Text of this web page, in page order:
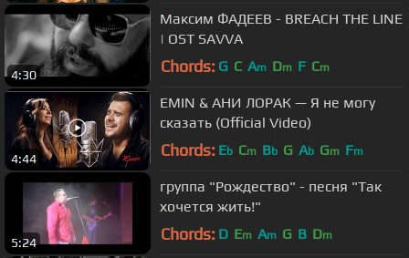
4:30
Максим ФАДЕЕВ - BREACH THE LINE
| OST SAVVA
Chords: G C Am Dm F Cm
4:44
EMIN & АНИ ЛОРАК — Я не могу
сказать (Official Video)
Chords: Eb Cm Bb G Ab Gm Fm
5:24
группа "Рождество" - песня "Так
хочется жить!"
Chords: D Em Am G B Dm